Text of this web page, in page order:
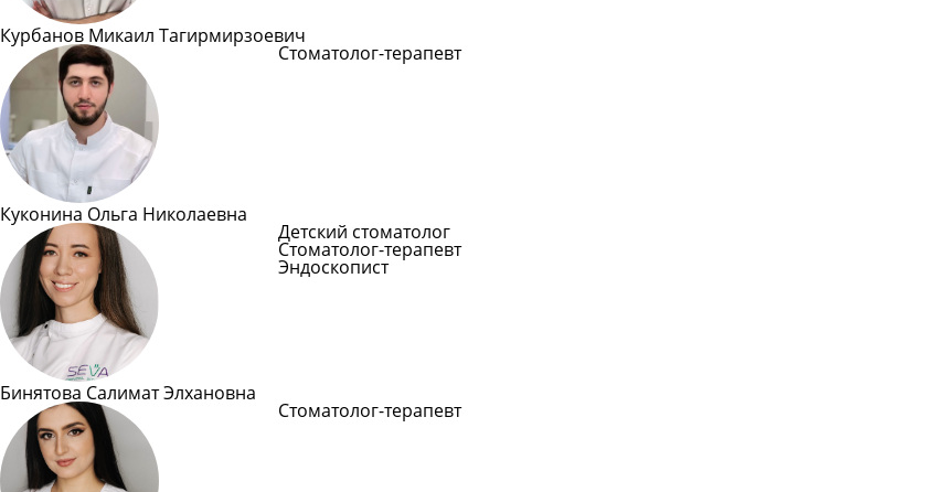
Курбанов Микаил Тагирмирзоевич
Стоматолог-терапевт
Куконина Ольга Николаевна
Детский стоматолог
Стоматолог-терапевт
Эндоскопист
Бинятова Салимат Элхановна
Стоматолог-терапевт